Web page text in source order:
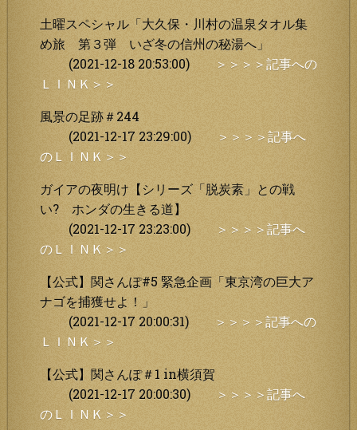
土曜スペシャル「大久保・川村の温泉タオル集
め旅 第３弾 いざ冬の信州の秘湯へ」
(2021-12-18 20:53:00)
＞＞＞＞記事への
ＬＩＮＫ＞＞
風景の足跡＃244
(2021-12-17 23:29:00)
＞＞＞＞記事へ
のＬＩＮＫ＞＞
ガイアの夜明け【シリーズ「脱炭素」との戦
い? ホンダの生きる道】
(2021-12-17 23:23:00)
＞＞＞＞記事へ
のＬＩＮＫ＞＞
【公式】関さんぽ#5 緊急企画「東京湾の巨大ア
ナゴを捕獲せよ！」
(2021-12-17 20:00:31)
＞＞＞＞記事への
ＬＩＮＫ＞＞
【公式】関さんぽ＃1 in横須賀
(2021-12-17 20:00:30)
＞＞＞＞記事へ
のＬＩＮＫ＞＞